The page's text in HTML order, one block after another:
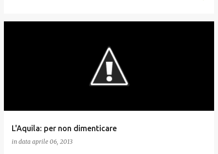
L'Aquila: per non dimenticare
in data aprile 06, 2013